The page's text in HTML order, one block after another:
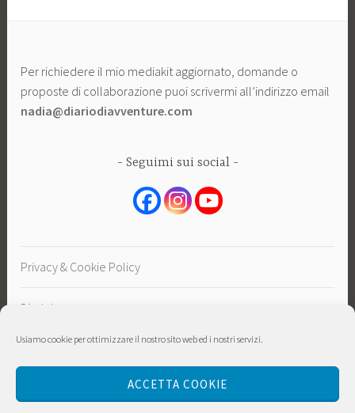
Usiamo cookie per ottimizzare il nostro sito web ed i nostri servizi.
ACCETTA COOKIE
Per richiedere il mio mediakit aggiornato, domande o
proposte di collaborazione puoi scrivermi all’indirizzo email
nadia@diariodiavventure.com
Seguimi sui social
Privacy & Cookie Policy
Disclaimer